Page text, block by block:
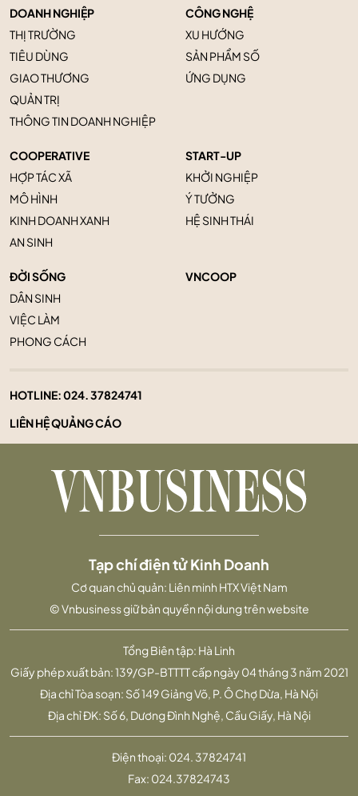
DOANH NGHIỆP
THỊ TRƯỜNG
TIÊU DÙNG
GIAO THƯƠNG
QUẢN TRỊ
THÔNG TIN DOANH NGHIỆP
CÔNG NGHỆ
XU HƯỚNG
SẢN PHẨM SỐ
ỨNG DỤNG
COOPERATIVE
HỢP TÁC XÃ
MÔ HÌNH
KINH DOANH XANH
AN SINH
START-UP
KHỞI NGHIỆP
Ý TƯỞNG
HỆ SINH THÁI
ĐỜI SỐNG
DÂN SINH
VIỆC LÀM
PHONG CÁCH
VNCOOP
HOTLINE:024. 37824741
LIÊN HỆ QUẢNG CÁO
Tổng Biên tập: Hà Linh
Giấy phép xuất bản: 139/GP-BTTTT cấp ngày 04 tháng 3 năm 2021
Địa chỉ Tòa soạn: Số 149 Giảng Võ, P. Ô Chợ Dừa, Hà Nội
Địa chỉ ĐK: Số 6, Dương Đình Nghệ, Cầu Giấy, Hà Nội
Tạp chí điện tử Kinh Doanh
Cơ quan chủ quản: Liên minh HTX Việt Nam
© Vnbusiness giữ bản quyền nội dung trên website
Điện thoại: 024. 37824741
Fax: 024.37824743